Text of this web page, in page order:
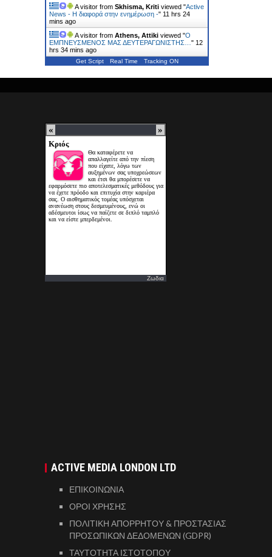
A visitor from Skhisma, Kriti viewed "Active
News - Η διαφορά στην ενημέρωση -" 11 hrs 24
mins ago
A visitor from Athens, Attiki viewed "Ο
ΕΜΠΝΕΥΣΜΕΝΟΣ ΜΑΣ ΔΕΥΤΕΡΑΓΩΝΙΣΤΗΣ… " 12
hrs 34 mins ago
Get Script Real Time Tracking ON
Ζωδια
ACTIVE MEDIA LONDON LTD
ΕΠΙΚΟΙΝΩΝΙΑ
ΟΡΟΙ ΧΡΗΣΗΣ
ΠΟΛΙΤΙΚΗ ΑΠΟΡΡΗΤΟΥ & ΠΡΟΣΤΑΣΙΑΣ
ΠΡΟΣΩΠΙΚΩΝ ΔΕΔΟΜΕΝΩΝ (GDPR)
ΤΑΥΤΟΤΗΤΑ ΙΣΤΟΤΟΠΟΥ